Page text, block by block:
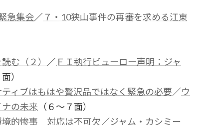
急集会／７・10狭山事件の再審を求める江東
む（２）
／ ＦＩ執行ビューロー声明：ジャ
）
ィブはもはや贅沢品ではなく緊急の必要／ウ
の未来 （６～７面）
的惨事 対応は不可欠／ジャム・カシミー